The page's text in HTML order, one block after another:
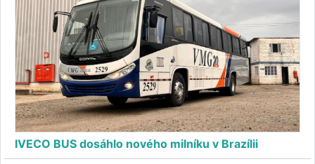
IVECO BUS dosáhlo nového milníku v Brazílii